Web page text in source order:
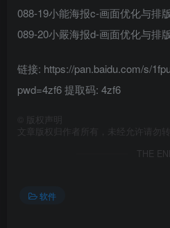
088-19小能海报c-画面优化与排
089-20小嚴海报d-画面优化与排
链接: https://pan.baidu.com/s/
pwd=4zf6 提取码: 4zf6
版权声明
文章版权归作者所有，未经允许请勿转
THE
软件